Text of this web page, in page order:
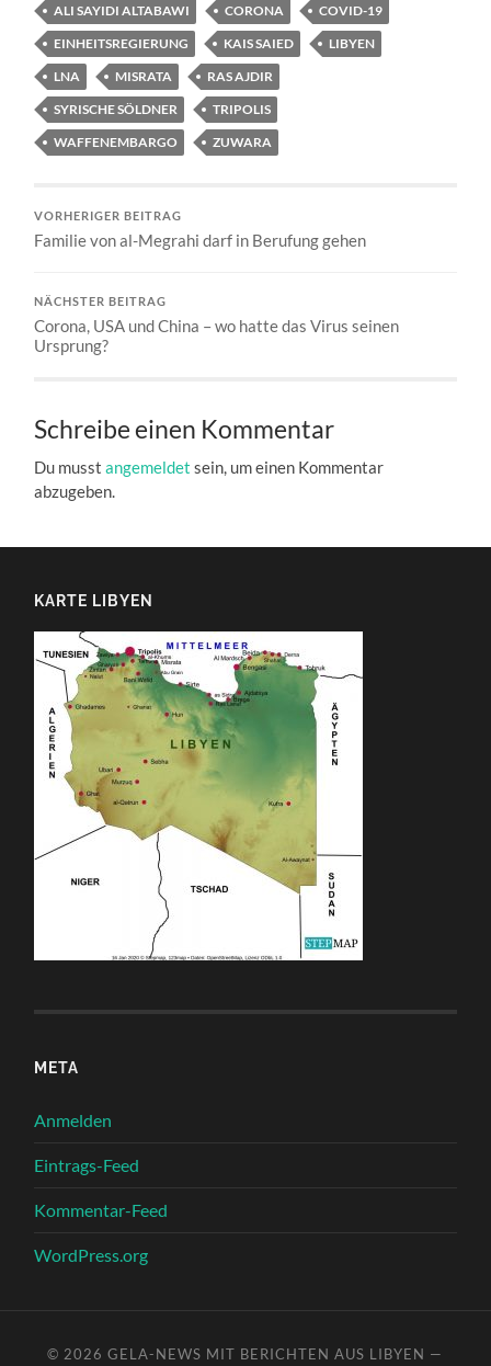
ALI SAYIDI ALTABAWI CORONA
COVID-19
EINHEITSREGIERUNG
KAIS SAIED
LIBYEN
LNA
MISRATA
RAS AJDIR
SYRISCHE SÖLDNER
TRIPOLIS
WAFFENEMBARGO
ZUWARA
VORHERIGER BEITRAG
Familie von al-Megrahi darf in Berufung gehen
NÄCHSTER BEITRAG
Corona, USA und China – wo hatte das Virus seinen
Ursprung?
Schreibe einen Kommentar
Du musstangemeldet sein, um einen Kommentar
abzugeben.
KARTE LIBYEN
META
Anmelden
Eintrags-Feed
Kommentar-Feed
WordPress.org
© 2026GELA-NEWS MIT BERICHTEN AUS LIBYEN —